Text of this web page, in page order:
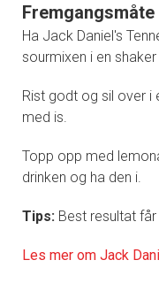
Fremgangsmåte
Ha Jack Daniel's
sourmixen i en
Rist godt og sil over i
med is.
Topp opp med
drinken og ha den i.
Tips: Best resultat
Les mer om Jack